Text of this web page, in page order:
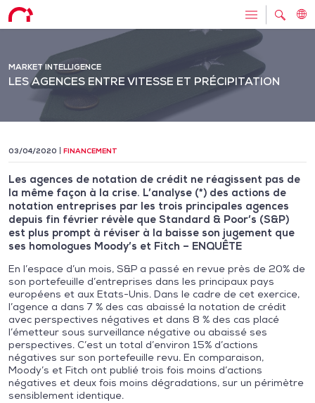
MARKET INTELLIGENCE
LES AGENCES ENTRE VITESSE ET PRÉCIPITATION
03/04/2020 FINANCEMENT
Les agences de notation de crédit ne réagissent pas de
la même façon à la crise. L’analyse (*) des actions de
notation entreprises par les trois principales agences
depuis fin février révèle que Standard & Poor’s (S&P)
est plus prompt à réviser à la baisse son jugement que
ses homologues Moody’s et Fitch – ENQUÊTE
En l’espace d’un mois, S&P a passé en revue près de 20% de
son portefeuille d’entreprises dans les principaux pays
européens et aux Etats-Unis. Dans le cadre de cet exercice,
l’agence a dans 7 % des cas abaissé la notation de crédit
avec perspectives négatives et dans 8 % des cas placé
l’émetteur sous surveillance négative ou abaissé ses
perspectives. C’est un total d’environ 15% d’actions
négatives sur son portefeuille revu. En comparaison,
Moody’s et Fitch ont publié trois fois moins d’actions
négatives et deux fois moins dégradations, sur un périmètre
sensiblement identique.